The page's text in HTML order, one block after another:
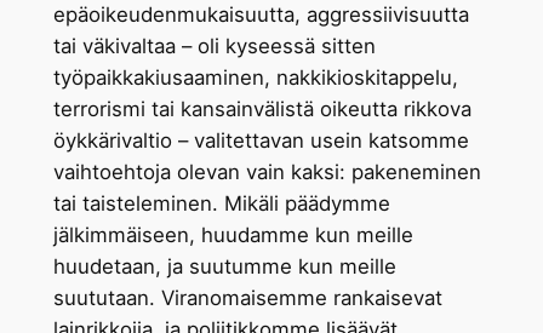
epäoikeudenmukaisuutta, aggressiivisuutta
tai väkivaltaa – oli kyseessä sitten
työpaikkakiusaaminen, nakkikioskitappelu,
terrorismi tai kansainvälistä oikeutta rikkova
öykkärivaltio – valitettavan usein katsomme
vaihtoehtoja olevan vain kaksi: pakeneminen
tai taisteleminen. Mikäli päädymme
jälkimmäiseen, huudamme kun meille
huudetaan, ja suutumme kun meille
suututaan. Viranomaisemme rankaisevat